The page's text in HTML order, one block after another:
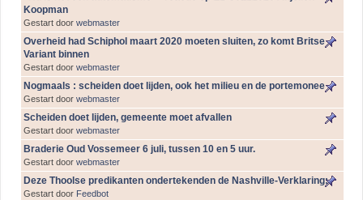
Koopman
Gestart door webmaster
Overheid had Schiphol maart 2020 moeten sluiten, zo komt Britse
Variant binnen
Gestart door webmaster
Nogmaals : scheiden doet lijden, ook het milieu en de portemonee
Gestart door webmaster
Scheiden doet lijden, gemeente moet afvallen
Gestart door webmaster
Braderie Oud Vossemeer 6 juli, tussen 10 en 5 uur.
Gestart door webmaster
Deze Thoolse predikanten ondertekenden de Nashville-Verklaring:
Gestart door Feedbot